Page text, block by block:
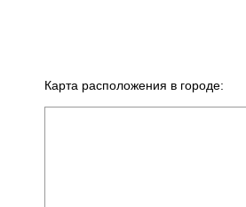
Карта расположения в городе: